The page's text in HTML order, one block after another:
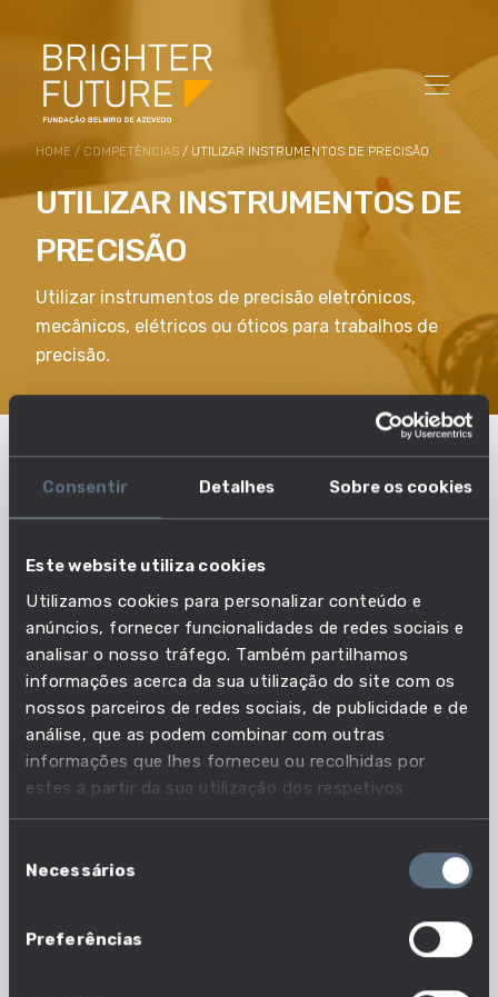
Consentir Detalhes Sobre os cookies
Este website utiliza cookies
Utilizamos cookies para personalizar conteúdo e
anúncios, fornecer funcionalidades de redes sociais e
analisar o nosso tráfego. Também partilhamos
informações acerca da sua utilização do site com os
nossos parceiros de redes sociais, de publicidade e de
análise, que as podem combinar com outras
informações que lhes forneceu ou recolhidas por
estes a partir da sua utilização dos respetivos
serviços.
deNecessários
Preferências
HOME / COMPETÊNCIAS / UTILIZAR INSTRUMENTOS DE PRECISÃO
UTILIZAR INSTRUMENTOS DE
PRECISÃO
Utilizar instrumentos de precisão eletrónicos,
mecânicos, elétricos ou óticos para trabalhos de
precisão.
Em que profissões esta
Acompanha as necessidades do mercado de
trabalho e descobre quais as profissões em que
esta competência é essencial.
33 em 1630 profissões
Nº profissões em que esta competência é
essencial